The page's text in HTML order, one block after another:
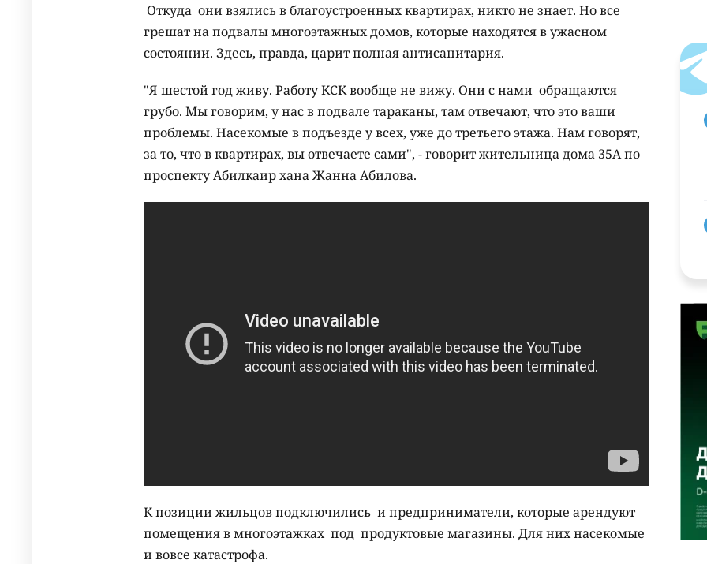
Откуда они взялись в благоустроенных квартирах, никто не знает. Но все
грешат на подвалы многоэтажных домов, которые находятся в ужасном
состоянии. Здесь, правда, царит полная антисанитария.
"Я шестой год живу. Работу КСК вообще не вижу. Они с нами обращаются
грубо. Мы говорим, у нас в подвале тараканы, там отвечают, что это ваши
проблемы. Насекомые в подъезде у всех, уже до третьего этажа. Нам говорят,
за то, что в квартирах, вы отвечаете сами", - говорит жительница дома 35А по
проспекту Абилкаир хана Жанна Абилова.
К позиции жильцов подключились и предприниматели, которые арендуют
помещения в многоэтажках под продуктовые магазины. Для них насекомые
и вовсе катастрофа.